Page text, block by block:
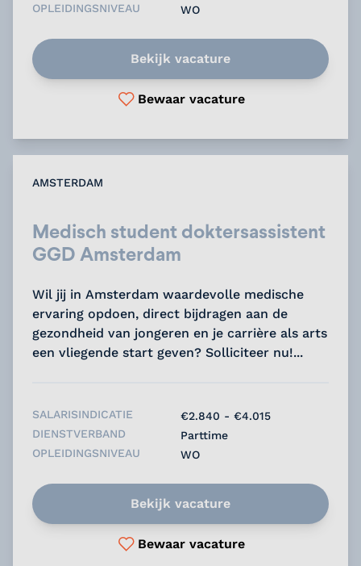
OPLEIDINGSNIVEAU
WO
Bekijk vacature
Bewaar vacature
AMSTERDAM
Medisch student doktersassistent
GGD Amsterdam
Wil jij in Amsterdam waardevolle medische
ervaring opdoen, direct bijdragen aan de
gezondheid van jongeren en je carrière als arts
een vliegende start geven? Solliciteer nu!...
SALARISINDICATIE
€2.840 - €4.015
DIENSTVERBAND
Parttime
OPLEIDINGSNIVEAU
WO
Bekijk vacature
Bewaar vacature